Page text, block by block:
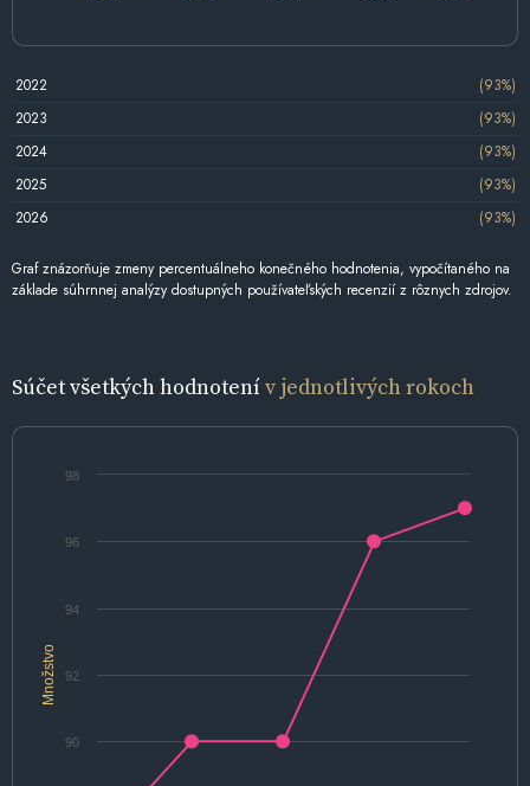
2022
(93%)
2023
(93%)
2024
(93%)
2025
(93%)
2026
(93%)
Graf znázorňuje zmeny percentuálneho konečného hodnotenia, vypočítaného na
základe súhrnnej analýzy dostupných používateľských recenzií z rôznych zdrojov.
Súčet všetkých hodnotenív jednotlivých rokoch
Množstvo
90
92
94
96
98